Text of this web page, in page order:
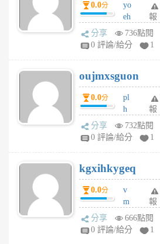
m
v
A
V
個
月
前
0.0分
yo
eh
ld
gy
個
月
前
報
分享
736點閱
0 評論/給分
1
oujmxsguon
0.0分
pl
h
wi
w
6
個
月
前
報
分享
732點閱
0 評論/給分
1
kgxihkygeq
0.0分
v
m
sg
sr
報
分享
666點閱
0 評論/給分
1